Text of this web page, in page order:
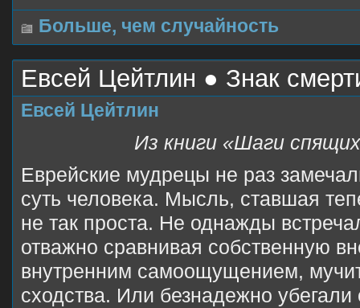
Больше, чем случайность
Евсей Цейтлин ● Знак
Евсей Цейтлин
Из книги «Шаги
Еврейские мудрецы не раз
суть человека. Мысль, ставшая
не так проста. Не однажды
отважно сравнивая собственную
внутренним самоощущением,
сходства. Или безнадежно убегали